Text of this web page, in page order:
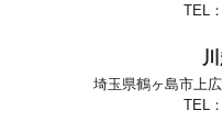
TEL
埼玉県鶴ヶ島市上
TEL